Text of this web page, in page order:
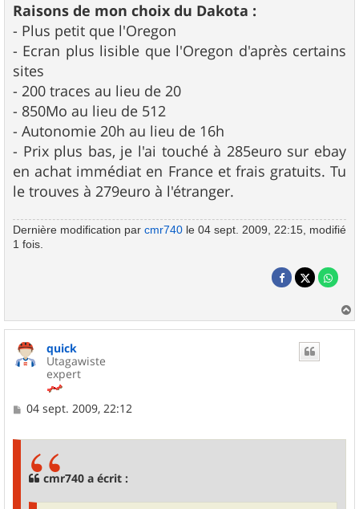
Raisons de mon choix du Dakota :
- Plus petit que l'Oregon
- Ecran plus lisible que l'Oregon d'après certains
sites
- 200 traces au lieu de 20
- 850Mo au lieu de 512
- Autonomie 20h au lieu de 16h
- Prix plus bas, je l'ai touché à 285euro sur ebay
en achat immédiat en France et frais gratuits. Tu
le trouves à 279euro à l'étranger.
Dernière modification par cmr740 le 04 sept. 2009, 22:15, modifié
1 fois.
a
quick
Utagawiste
expert
M
04 sept. 2009, 22:12
cmr740 a écrit :